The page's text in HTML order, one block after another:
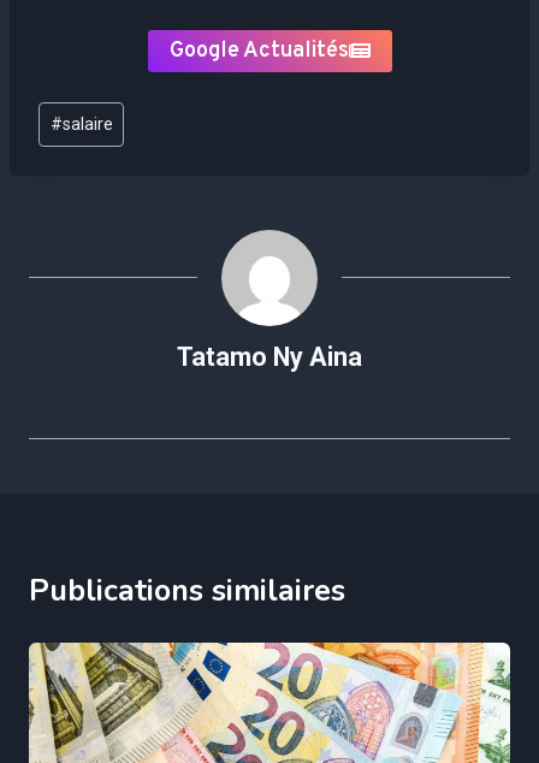
Google Actualités
Étiquettes
de
#salaire
Tatamo Ny Aina
Publications similaires